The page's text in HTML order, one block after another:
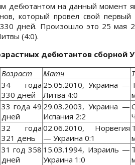
дебютантом на данный момент
который провел свой
дней. Произошло это 25 мая
(4:0).
дебютантов сборной
Возраст Матч
34 года
330 дней
25.05.2010, Украина —
Литва 4:0
33 года 49
дней
29.03.2003, Украина —
Испания 2:2
32 года
321 день
02.06.2010, Норвегия
— Украина 0:1
31 год 358
дней
15.03.1994, Израиль —
Украина 1:0